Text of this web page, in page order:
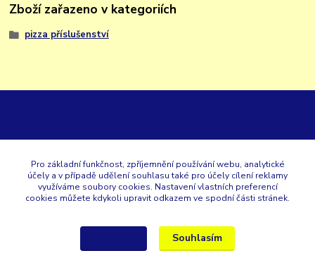
Zboží zařazeno v kategoriích
pizza příslušenství
+420 353 567 257
Pro základní funkčnost, zpříjemnění používání webu, analytické
účely a v případě udělení souhlasu také pro účely cílení reklamy
využíváme soubory cookies. Nastavení vlastních preferencí
cookies můžete kdykoli upravit odkazem ve spodní části stránek.
Souhlasím